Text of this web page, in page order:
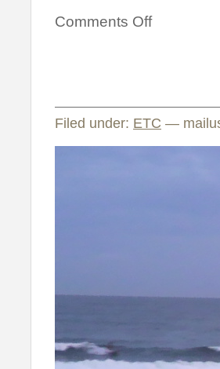
Comments Off
Filed under: ETC —